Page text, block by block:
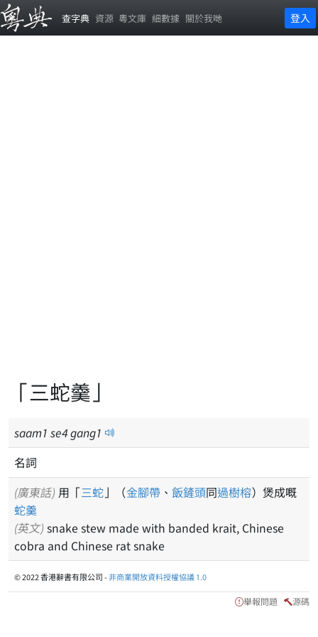
查字典 資源 粵文庫 細數據 關於我哋 登入
「三蛇羹」
saam1 se4gang1
名詞
(廣東話) 用「三蛇 」（金腳帶 、 飯鏟頭同過樹榕）煲成嘅
蛇羹
(英文) snake stew made with banded krait, Chinese
cobra and Chinese rat snake
© 2022 香港辭書有限公司 -非商業開放資料授權協議 1.0
舉報問題 源碼